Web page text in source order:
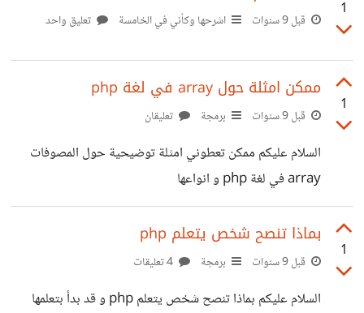
1
قبل 9 سنوات اشرحها وكأني في الخامسة تعليق واحد
1
ممكن امثلة حول array في لغة php
قبل 9 سنوات برمجة تعليقان
السلام عليكم ممكن تعطوني امثلة توضيحية حول المصوفات
array في لغة php و انواعها
1
بماذا تنصح شخص يتعلم php
قبل 9 سنوات برمجة
السلام عليكم بماذا تنصح شخص يتعلم php و قد بدأ بتعلمها